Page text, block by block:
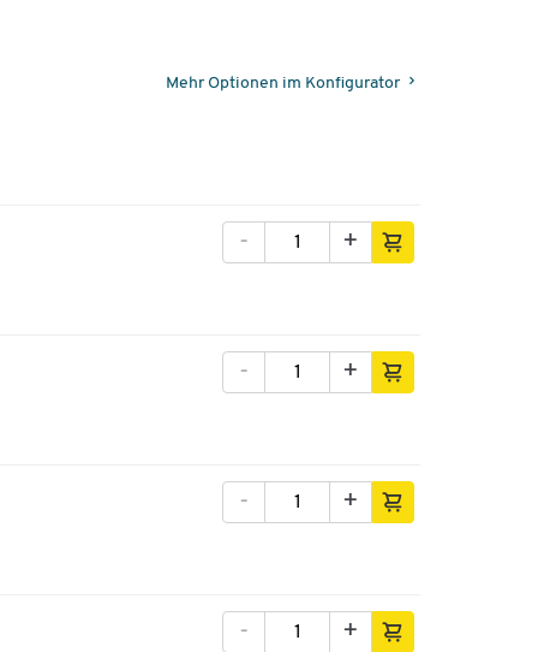
Mehr Optionen im Konfigurator
+
-
+
-
+
-
+
-